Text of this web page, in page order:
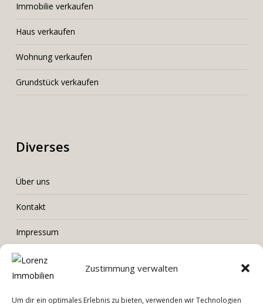
Zustimmung verwalten
Um dir ein optimales Erlebnis zu bieten, verwenden wir Technologien
Immobilie verkaufen
Haus verkaufen
Wohnung verkaufen
Grundstück verkaufen
Diverses
Über uns
Kontakt
Impressum
Datenschutz